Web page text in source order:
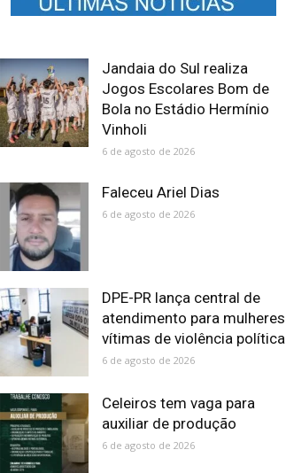
Jandaia do Sul realiza
Jogos Escolares Bom de
Bola no Estádio Hermínio
Vinholi
6 de agosto de 2026
Faleceu Ariel Dias
6 de agosto de 2026
DPE-PR lança central de
atendimento para mulheres
vítimas de violência política
6 de agosto de 2026
Celeiros tem vaga para
auxiliar de produção
6 de agosto de 2026